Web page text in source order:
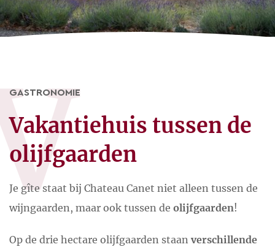
GASTRONOMIE
Vakantiehuis tussen de
olijfgaarden
Je gîte staat bij Chateau Canet niet alleen tussen de
wijngaarden, maar ook tussen de olijfgaarden!
Op de drie hectare olijfgaarden staan verschillende